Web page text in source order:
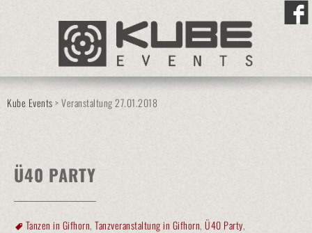
Kube Events>Veranstaltung 27.01.2018
Ü40 PARTY
Tanzen in Gifhorn, Tanzveranstaltung in Gifhorn, Ü40 Party,